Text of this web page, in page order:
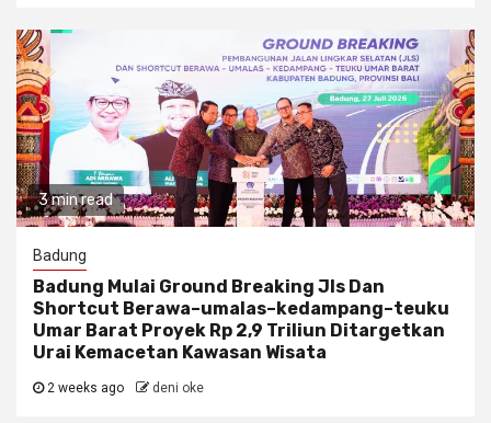
3 min read
Badung
Badung Mulai Ground Breaking Jls Dan
Shortcut Berawa–umalas–kedampang–teuku
Umar Barat Proyek Rp 2,9 Triliun Ditargetkan
Urai Kemacetan Kawasan Wisata
2 weeks ago deni oke